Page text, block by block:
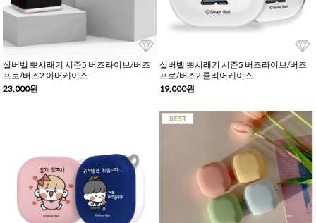
실버벨 뽀시래기 시즌5 버즈라이브/버즈
프로/버즈2 아머케이스
23,000원
실버벨 뽀시래기 시즌5 버즈라이브/버즈
프로/버즈2 클리어케이스
19,000원